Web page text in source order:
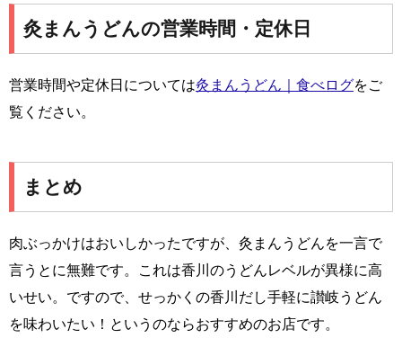
灸まんうどんの営業時間・定休日
営業時間や定休日については灸まんうどん｜食べログをご
覧ください。
まとめ
肉ぶっかけはおいしかったですが、灸まんうどんを一言で
言うとに無難です。これは香川のうどんレベルが異様に高
いせい。ですので、せっかくの香川だし手軽に讃岐うどん
を味わいたい！というのならおすすめのお店です。